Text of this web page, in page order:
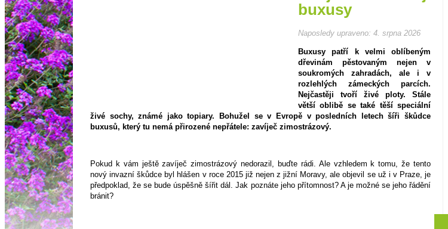
buxusy
Naposledy upraveno: 4. srpna 2026
Buxusy patří k velmi oblíbeným
dřevinám pěstovaným nejen v
soukromých zahradách, ale i v
rozlehlých zámeckých parcích.
Nejčastěji tvoří živé ploty. Stále
větší oblibě se také těší speciální
živé sochy, známé jako topiary. Bohužel se v Evropě v posledních letech šíři škůdce
buxusů, který tu nemá přirozené nepřátele: zavíječ zimostrázový.
Pokud k vám ještě zavíječ zimostrázový nedorazil, buďte rádi. Ale vzhledem k tomu, že tento
nový invazní škůdce byl hlášen v roce 2015 již nejen z jižní Moravy, ale objevil se už i v Praze, je
předpoklad, že se bude úspěšně šířit dál. Jak poznáte jeho přítomnost? A je možné se jeho řádění
bránit?